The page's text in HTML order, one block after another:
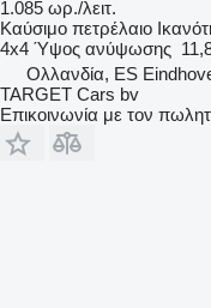
1.085 ωρ./λειτ.
Καύσιμο πετρέλαιο
4x4 Ύψος ανύψωσης
Ολλανδία, ES
TARGET Cars bv
Επικοινωνία με τον